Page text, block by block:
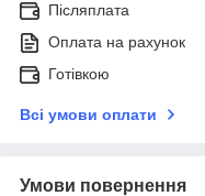
Післяплата
Оплата на рахунок
Готівкою
Всі умови оплати
Умови повернення